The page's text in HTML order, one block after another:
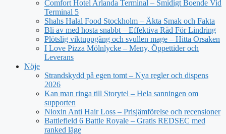
Comfort Hotel Arlanda Terminal – Smidigt Boende Vid
Terminal 5
Shahs Halal Food Stockholm – Äkta Smak och Fakta
Bli av med hosta snabbt – Effektiva Råd För Lindring
Plötslig viktuppgång och svullen mage – Hitta Orsaken
I Love Pizza Mölnlycke – Meny, Öppettider och
Leverans
Nöje
Strandskydd på egen tomt – Nya regler och dispens
2026
Kan man ringa till Storytel – Hela sanningen om
supporten
Nioxin Anti Hair Loss – Prisjämförelse och recensioner
Battlefield 6 Battle Royale – Gratis REDSEC med
ranked läge